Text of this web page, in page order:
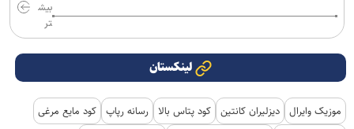
بیش
تر
لینکستان
موزیک وایرال دیزلیران کانتین کود پتاس بالا رسانه رپاپ کود مایع مرغی